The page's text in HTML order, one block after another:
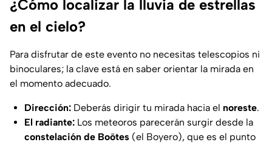
¿Cómo localizar la lluvia de estrellas
en el cielo?
Para disfrutar de este evento no necesitas telescopios ni
binoculares; la clave está en saber orientar la mirada en
el momento adecuado.
Dirección: Deberás dirigir tu mirada hacia el noreste.
El radiante: Los meteoros parecerán surgir desde la
constelación de Boötes (el Boyero), que es el punto